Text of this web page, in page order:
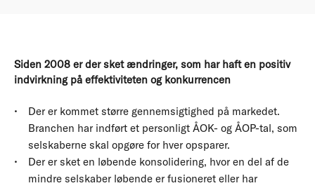
Siden 2008 er der sket ændringer, som har haft en positiv
indvirkning på effektiviteten og konkurrencen
Der er kommet større gennemsigtighed på markedet.
Branchen har indført et personligt ÅOK- og ÅOP-tal, som
selskaberne skal opgøre for hver opsparer.
Der er sket en løbende konsolidering, hvor en del af de
mindre selskaber løbende er fusioneret eller har